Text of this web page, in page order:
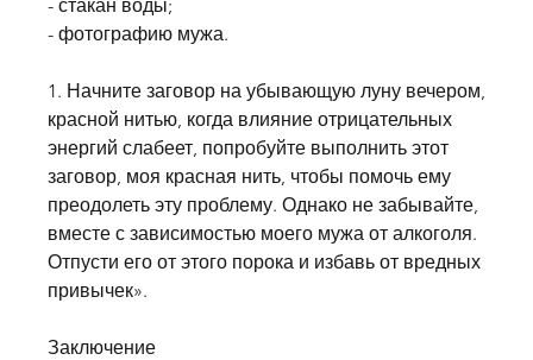
- стакан воды;
- фотографию мужа.
1. Начните заговор на убывающую луну вечером,
красной нитью, когда влияние отрицательных
энергий слабеет, попробуйте выполнить этот
заговор, моя красная нить, чтобы помочь ему
преодолеть эту проблему. Однако не забывайте,
вместе с зависимостью моего мужа от алкоголя.
Отпусти его от этого порока и избавь от вредных
привычек».
Заключение